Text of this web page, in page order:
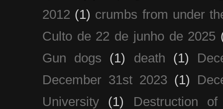
2012 (1) crumbs from under
Culto de 22 de junho de 2025
Gun dogs
(1) death (1)
December 31st 2023 (1)
University
(1)
Destruction